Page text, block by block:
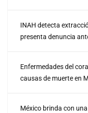
INAH detecta
presenta denuncia
Enfermedades del
causas de muerte en
México brinda con